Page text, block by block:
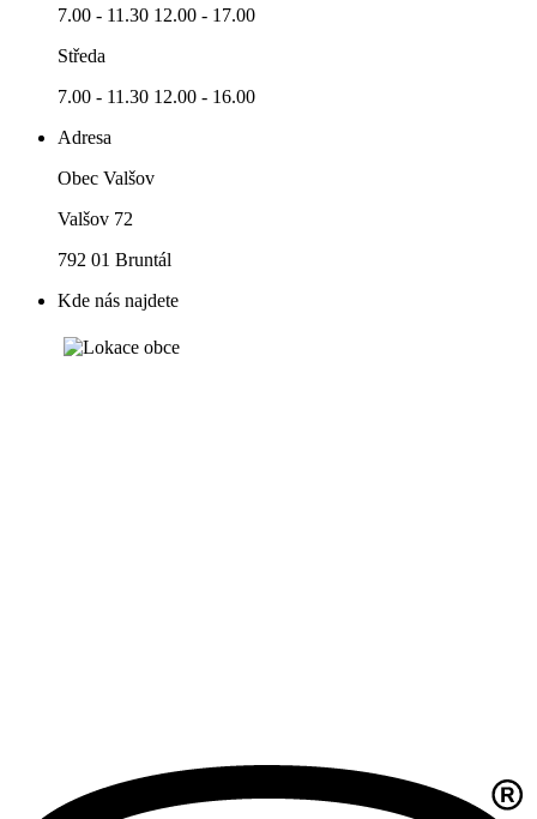
7.00 - 11.30 12.00 - 17.00
Středa
7.00 - 11.30 12.00 - 16.00
Adresa
Obec Valšov
Valšov 72
792 01 Bruntál
Kde nás najdete